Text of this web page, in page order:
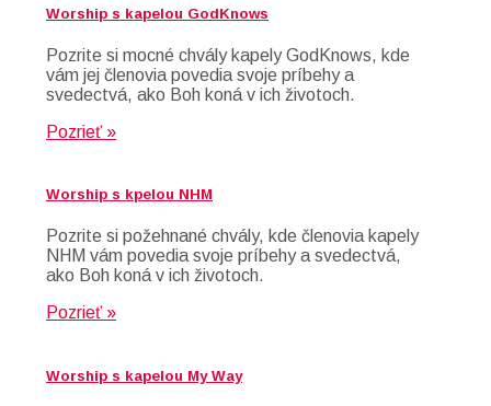
Worship s kapelou GodKnows
Pozrite si mocné chvály kapely GodKnows, kde
vám jej členovia povedia svoje príbehy a
svedectvá, ako Boh koná v ich životoch.
Pozrieť »
Worship s kpelou NHM
Pozrite si požehnané chvály, kde členovia kapely
NHM vám povedia svoje príbehy a svedectvá,
ako Boh koná v ich životoch.
Pozrieť »
Worship s kapelou My Way